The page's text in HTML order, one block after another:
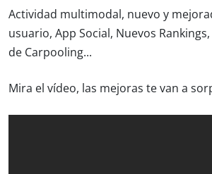
Actividad multimodal, nuevo y
usuario, App Social, Nuevos
de Carpooling...
Mira el vídeo, las mejoras te van a